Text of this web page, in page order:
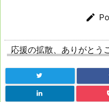

応援の拡散、ありがとう